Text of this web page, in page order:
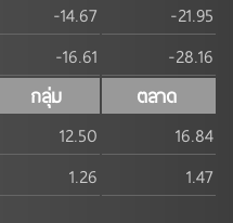
-14.67
-21.95
-16.61
-28.16
กลุ่ม
ตลาด
12.50
16.84
1.26 1.47